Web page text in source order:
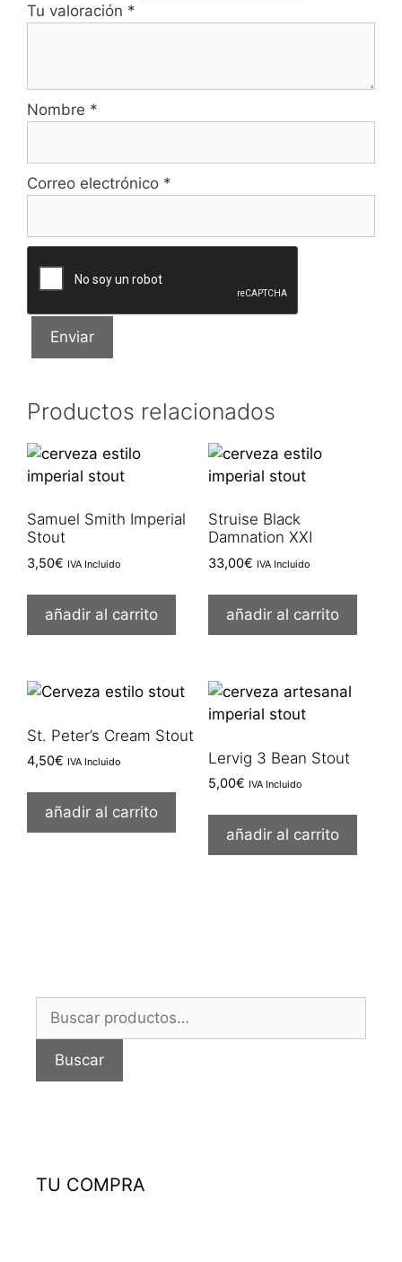
Tu valoración *
Nombre *
Correo electrónico *
Productos relacionados
Samuel Smith Imperial
Stout
3,50€ IVA Incluido
añadir al carrito
Struise Black
Damnation XXI
33,00€ IVA Incluido
añadir al carrito
St. Peter’s Cream Stout
4,50€ IVA Incluido
añadir al carrito
Lervig 3 Bean Stout
5,00€ IVA Incluido
añadir al carrito
Buscar
Buscar
TU COMPRA